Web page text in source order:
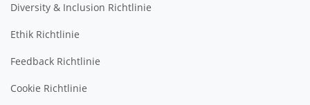
Diversity & Inclusion Richtlinie
Ethik Richtlinie
Feedback Richtlinie
Cookie Richtlinie